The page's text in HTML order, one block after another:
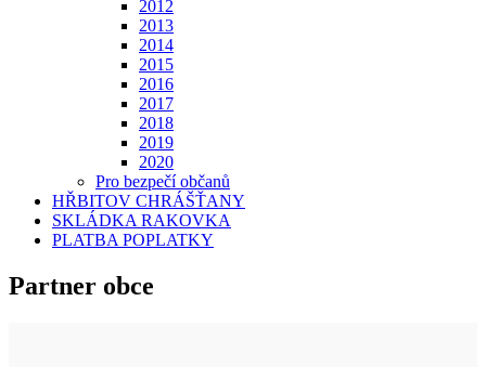
2012
2013
2014
2015
2016
2017
2018
2019
2020
Pro bezpečí občanů
HŘBITOV CHRÁŠŤANY
SKLÁDKA RAKOVKA
PLATBA POPLATKY
Partner obce